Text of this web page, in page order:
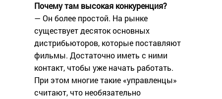
Почему там высокая конкуренция?
— Он более простой. На рынке
существует десяток основных
дистрибьюторов, которые поставляют
фильмы. Достаточно иметь с ними
контакт, чтобы уже начать работать.
При этом многие такие «управленцы»
считают, что необязательно